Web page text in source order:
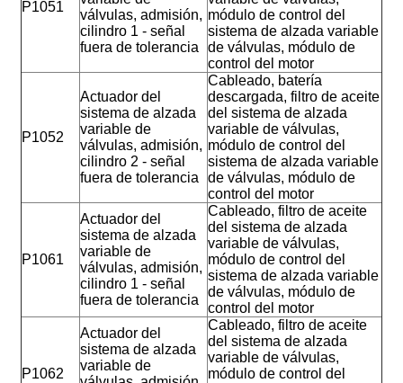
P1051
válvulas, admisión,
cilindro 1 - señal
fuera de tolerancia
módulo de control del
sistema de alzada variable
de válvulas, módulo de
control del motor
P1052
Actuador del
sistema de alzada
variable de
válvulas, admisión,
cilindro 2 - señal
fuera de tolerancia
Cableado, batería
descargada, filtro de aceite
del sistema de alzada
variable de válvulas,
módulo de control del
sistema de alzada variable
de válvulas, módulo de
control del motor
P1061
Actuador del
sistema de alzada
variable de
válvulas, admisión,
cilindro 1 - señal
fuera de tolerancia
Cableado, filtro de aceite
del sistema de alzada
variable de válvulas,
módulo de control del
sistema de alzada variable
de válvulas, módulo de
control del motor
P1062
Actuador del
sistema de alzada
variable de
Cableado, filtro de aceite
del sistema de alzada
variable de válvulas,
módulo de control del